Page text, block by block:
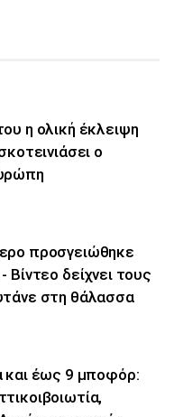
η ολική έκλειψη
ο
προσγειώθηκε
Βίντεο δείχνει τους
στη θάλασσα
και έως 9 μποφόρ: